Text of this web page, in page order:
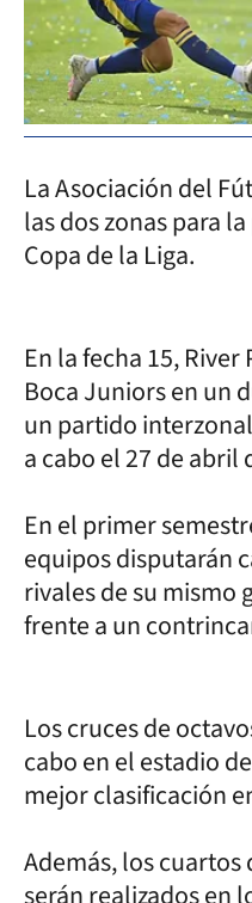
La Asociación del
las dos zonas para
Copa de la Liga.
En la fecha 15,
Boca Juniors en un
un partido
a cabo el 27 de abril
En el primer
equipos disputarán
rivales de su mismo
frente a un
Los cruces de
cabo en el estadio
mejor clasificación
Además, los